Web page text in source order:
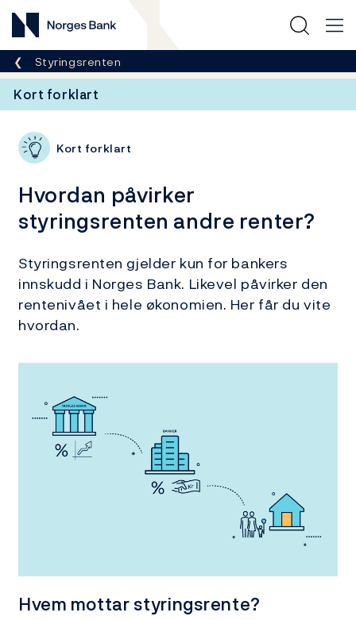
Norges Bank
Her er du nå:
Styringsrenten
Kort forklart
Kort forklart
Hvordan påvirker
styringsrenten andre renter?
Styringsrenten gjelder kun for bankers
innskudd i Norges Bank. Likevel påvirker den
rentenivået i hele økonomien. Her får du vite
hvordan.
Hvem mottar styringsrente?